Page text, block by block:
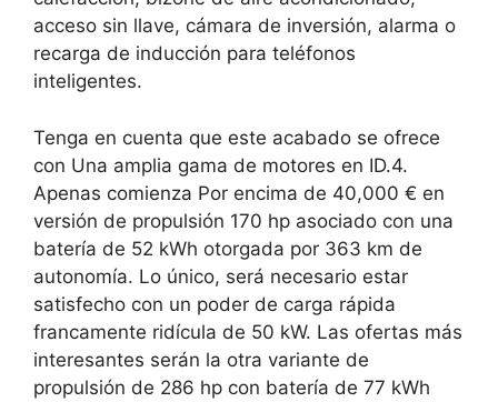
acceso sin llave, cámara de inversión, alarma o
recarga de inducción para teléfonos
inteligentes.
Tenga en cuenta que este acabado se ofrece
con Una amplia gama de motores en ID.4.
Apenas comienza Por encima de 40,000 € en
versión de propulsión 170 hp asociado con una
batería de 52 kWh otorgada por 363 km de
autonomía. Lo único, será necesario estar
satisfecho con un poder de carga rápida
francamente ridícula de 50 kW. Las ofertas más
interesantes serán la otra variante de
propulsión de 286 hp con batería de 77 kWh